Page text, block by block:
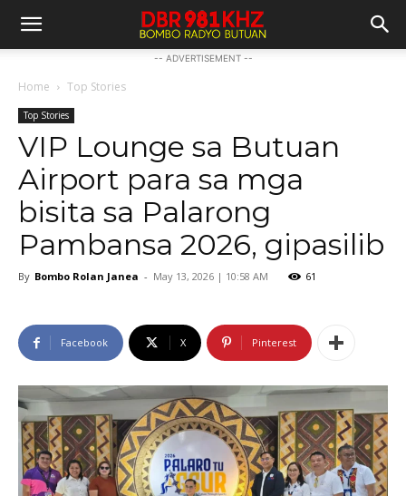
-- ADVERTISEMENT --
Home Top Stories
Top Stories
VIP Lounge sa Butuan
Airport para sa mga
bisita sa Palarong
Pambansa 2026, gipasilib
By Bombo Rolan Janea - May 13, 2026 | 10:58 AM 61
Facebook X Pinterest